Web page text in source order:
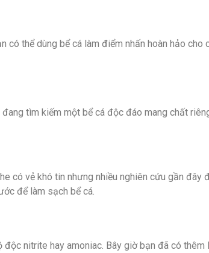
có thể dùng bể cá làm điểm nhấn hoàn hảo cho
tìm kiếm một bể cá độc đáo mang chất
có vẻ khó tin nhưng nhiều nghiên cứu gần đây
để làm sạch bể cá.
nitrite hay amoniac. Bây giờ bạn đã có thêm